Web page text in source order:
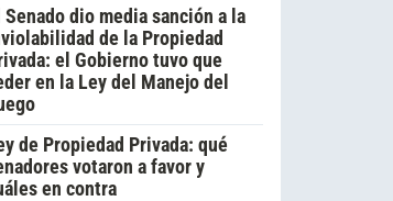
Senado dio media sanción a la
de la Propiedad
el Gobierno tuvo que
en la Ley del Manejo del
de Propiedad Privada: qué
votaron a favor y
en contra